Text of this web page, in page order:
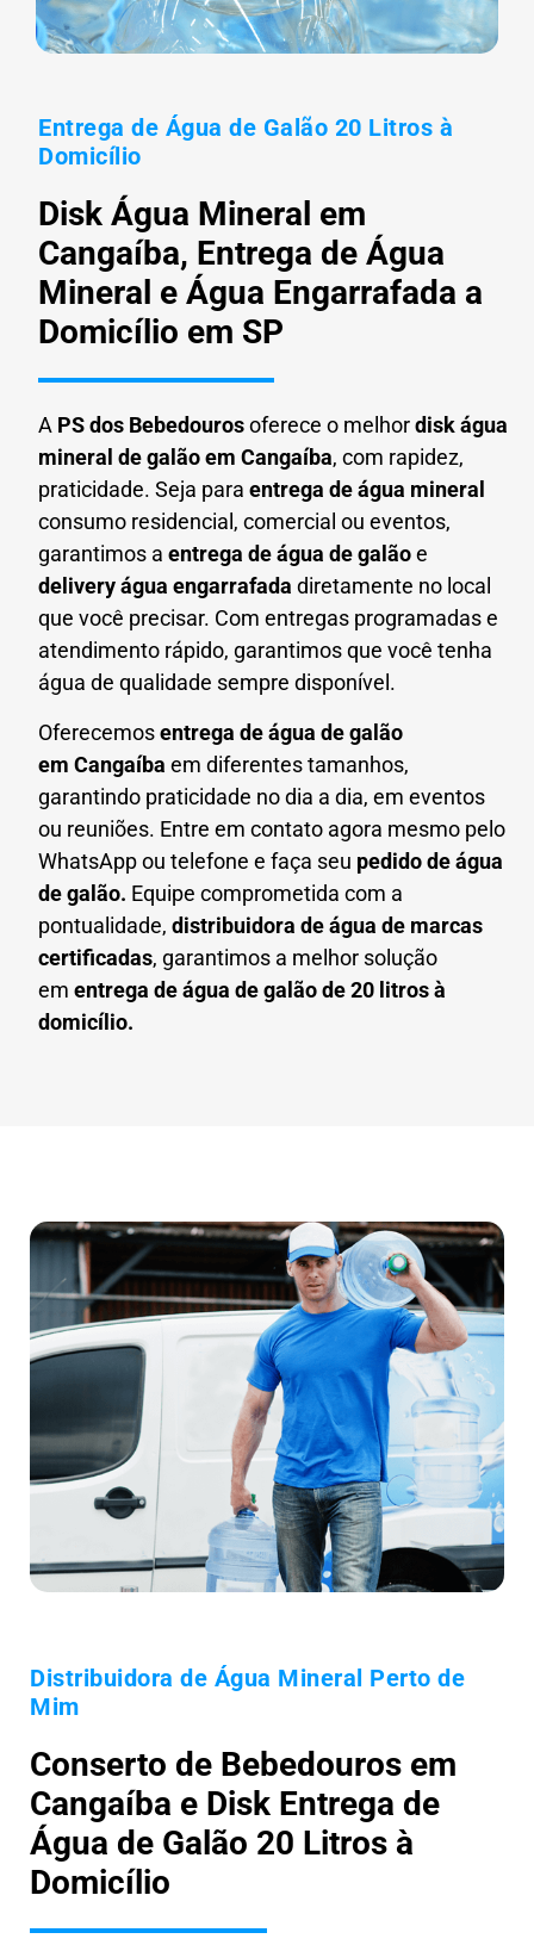
Entrega de Água de Galão 20 Litros à
Domicílio
Disk Água Mineral em
Cangaíba, Entrega de Água
Mineral e Água Engarrafada a
Domicílio em SP
A PS dos Bebedourosoferece o melhordisk água
mineral de galão em Cangaíba, com rapidez,
praticidade. Seja para entrega de água mineral
consumo residencial, comercial ou eventos,
garantimos a entrega de água de galãoe
delivery água engarrafada diretamente no local
que você precisar. Com entregas programadas e
atendimento rápido, garantimos que você tenha
água de qualidade sempre disponível.
Oferecemosentrega de água de galão
em Cangaíba em diferentes tamanhos,
garantindo praticidade no dia a dia, em eventos
ou reuniões. Entre em contato agora mesmo pelo
WhatsApp ou telefone e faça seu pedido de água
de galão. Equipe comprometida com a
pontualidade, distribuidora de água de marcas
certificadas, garantimos a melhor solução
em entrega de água de galão de 20 litros à
domicílio.
Distribuidora de Água Mineral Perto de
Mim
Conserto de Bebedouros em
Cangaíba e Disk Entrega de
Água de Galão 20 Litros à
Domicílio